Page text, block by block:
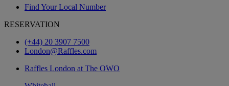
Find Your Local Number
RESERVATION
(+44) 20 3907 7500
London@Raffles.com
Raffles London at The OWO